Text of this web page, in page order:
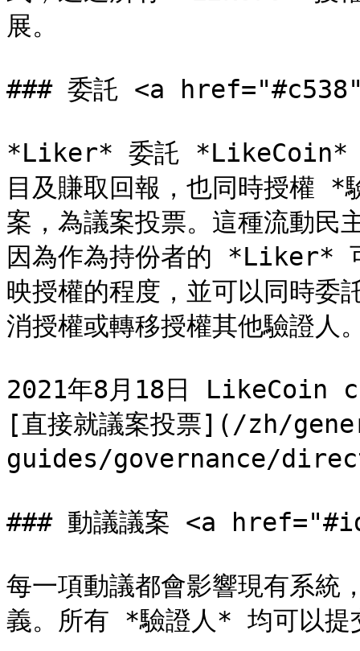
展。
### 委託 <a
*Liker* 委託 *LikeCoin*
目及賺取回報，也同時授權
案，為議案投票。這種流動民
因為作為持份者的 *Liker*
映授權的程度，並可以同時委
消授權或轉移授權其他驗證人
2021年8月18日 LikeCoin
[直接就議案投票](/zh/
guides/governance/
### 動議議案 <a
每一項動議都會影響現有系統
義。所有 *驗證人* 均可以提